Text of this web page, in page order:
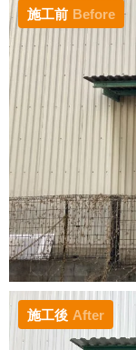
施工前 Before
施工後 After